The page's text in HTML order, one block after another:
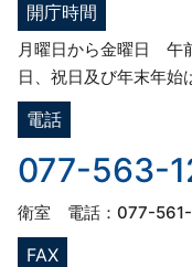
開庁時間
月曜日から金曜日 午
日、祝日及び年末年始
電話
077-563-
衛室 電話：077-561-
FAX